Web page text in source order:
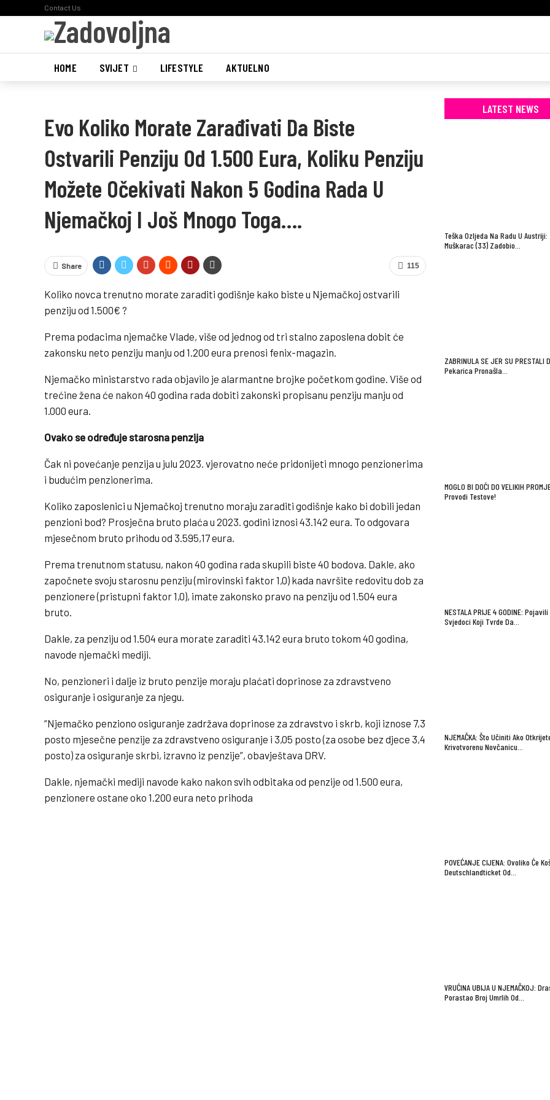
Contact Us
HOME SVIJET LIFESTYLE AKTUELNO
Evo Koliko Morate Zarađivati Da Biste
Ostvarili Penziju Od 1.500 Eura, Koliku Penziju
Možete Očekivati Nakon 5 Godina Rada U
Njemačkoj I Još Mnogo Toga….
115
Share
Koliko novca trenutno morate zaraditi godišnje kako biste u Njemačkoj ostvarili
penziju od 1.500€ ?
Prema podacima njemačke Vlade, više od jednog od tri stalno zaposlena dobit će
zakonsku neto penziju manju od 1.200 eura prenosi fenix-magazin.
Njemačko ministarstvo rada objavilo je alarmantne brojke početkom godine. Više od
trećine žena će nakon 40 godina rada dobiti zakonski propisanu penziju manju od
1.000 eura.
Ovako se određuje starosna penzija
Čak ni povećanje penzija u julu 2023. vjerovatno neće pridonijeti mnogo penzionerima
i budućim penzionerima.
Koliko zaposlenici u Njemačkoj trenutno moraju zaraditi godišnje kako bi dobili jedan
penzioni bod? Prosječna bruto plaća u 2023. godini iznosi 43.142 eura. To odgovara
mjesečnom bruto prihodu od 3.595,17 eura.
Prema trenutnom statusu, nakon 40 godina rada skupili biste 40 bodova. Dakle, ako
započnete svoju starosnu penziju (mirovinski faktor 1,0) kada navršite redovitu dob za
penzionere (pristupni faktor 1,0), imate zakonsko pravo na penziju od 1.504 eura
bruto.
Dakle, za penziju od 1.504 eura morate zaraditi 43.142 eura bruto tokom 40 godina,
navode njemački mediji.
No, penzioneri i dalje iz bruto penzije moraju plaćati doprinose za zdravstveno
osiguranje i osiguranje za njegu.
“Njemačko penziono osiguranje zadržava doprinose za zdravstvo i skrb, koji iznose 7,3
posto mjesečne penzije za zdravstveno osiguranje i 3,05 posto (za osobe bez djece 3,4
posto) za osiguranje skrbi, izravno iz penzije”, obavještava DRV.
Dakle, njemački mediji navode kako nakon svih odbitaka od penzije od 1.500 eura,
penzionere ostane oko 1.200 eura neto prihoda
LATEST NEWS
Teška Ozljeda Na Radu U Austriji:
Muškarac (33) Zadobio…
ZABRINULA SE JER SU PRESTALI
Pekarica Pronašla…
MOGLO BI DOĆI DO VELIKIH
Provodi Testove!
NESTALA PRIJE 4 GODINE:
Svjedoci Koji Tvrde Da…
NJEMAČKA: Što Učiniti Ako
Krivotvorenu Novčanicu…
POVEĆANJE CIJENA: Ovoliko Će
Deutschlandticket Od…
VRUĆINA UBIJA U NJEMAČKOJ:
Porastao Broj Umrlih Od…